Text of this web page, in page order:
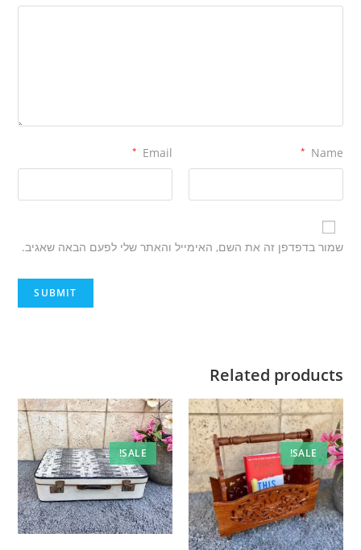
Name
*
Email
*
שמור בדפדפן זה את השם, האימייל והאתר שלי לפעם הבאה שאגיב.
Related products
SALE!
SALE!